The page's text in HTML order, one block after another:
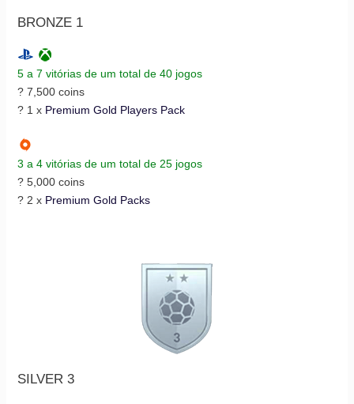
BRONZE 1
5 a 7 vitórias de um total de 40 jogos
? 7,500 coins
? 1 x Premium Gold Players Pack
3 a 4 vitórias de um total de 25 jogos
? 5,000 coins
? 2 x Premium Gold Packs
SILVER 3